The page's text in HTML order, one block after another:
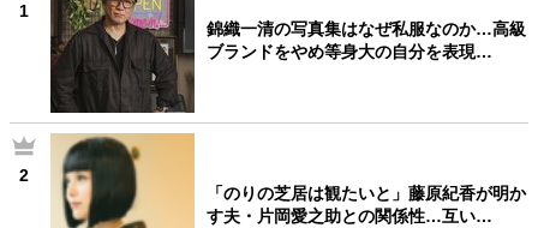
社会・カルチャー・マネー
地域とつながる/お金との付き合い方
1
錦織一清の写真集はなぜ私服なのか…高級
ブランドをやめ等身大の自分を表現…
2
「のりの芝居は観たいと」藤原紀香が明か
す夫・片岡愛之助との関係性…互い…